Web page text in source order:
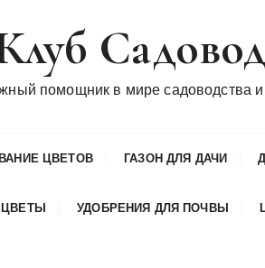
помощник в мире садоводства и
ЦВЕТОВ ГАЗОН ДЛЯ ДАЧИ
УДОБРЕНИЯ ДЛЯ ПОЧВЫ